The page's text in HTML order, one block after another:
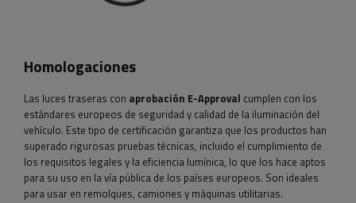
Homologaciones
Las luces traseras con aprobación E-Approval cumplen con los
estándares europeos de seguridad y calidad de la iluminación del
vehículo. Este tipo de certificación garantiza que los productos han
superado rigurosas pruebas técnicas, incluido el cumplimiento de
los requisitos legales y la eficiencia lumínica, lo que los hace aptos
para su uso en la vía pública de los países europeos. Son ideales
para usar en remolques, camiones y máquinas utilitarias.